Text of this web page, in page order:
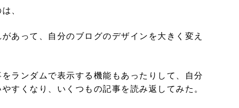
、
あって、自分のブログのデザインを大きく変え
ランダムで表示する機能もあったりして、自分
すくなり、いくつもの記事を読み返してみた。